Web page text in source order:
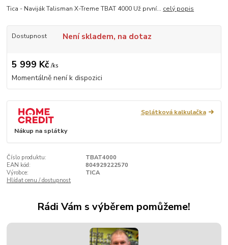
Tica - Naviják Talisman X-Treme TBAT 4000 Už první... celý popis
Dostupnost Není skladem, na dotaz
5 999 Kč /ks
Momentálně není k dispozici
Splátková kalkulačka
Nákup na splátky
Číslo produktu:
TBAT4000
EAN kód:
804929222570
Výrobce:
TICA
Hlídat cenu / dostupnost
Rádi Vám s výběrem pomůžeme!